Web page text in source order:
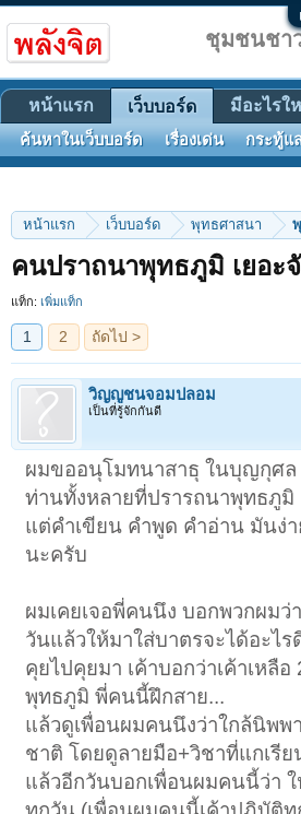
หน้าแรก เว็บบอร์ด พุทธศาสนา
คนปราถนาพุทธภูมิ เยอะ
แท็ก: เพิ่มแท็ก
1 2 ถัดไป >
วิญญูชนจอมปลอม
เป็นที่รู้จักกันดี
ผมขออนุโมทนาสาธุ ในบุญกุศล
ท่านทั้งหลายที่ปรารถนาพุทธภูมิ
แต่คำเขียน คำพูด คำอ่าน มันง่
นะครับ
ผมเคยเจอพี่คนนึง บอกพวกผมว่
วันแล้วให้มาใส่บาตรจะได้อะไร
คุยไปคุยมา เค้าบอกว่าเค้าเหลื
พุทธภูมิ พี่คนนี้ฝึกสาย...
แล้วดูเพื่อนผมคนนึงว่าใกล้นิพพ
ชาติ โดยดูลายมือ+วิชาที่แกเรีย
แล้วอีกวันบอกเพื่อนผมคนนี้ว่า
ชุมชนชา
หน้าแรก เว็บบอร์ด
ค้นหาในเว็บบอร์ด เรื่องเด่น กระทู้แ
มีอะไรใ